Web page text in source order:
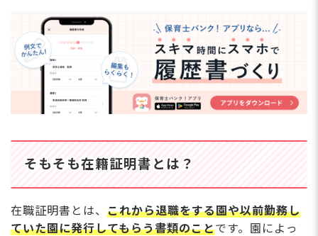
そもそも在籍証明書とは？
在職証明書とは、 これから退職をする園や以前勤務し
ていた園に発行してもらう書類のことです。園によっ